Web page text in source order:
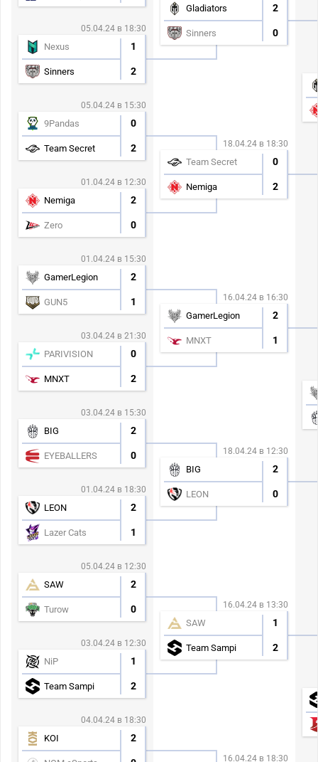
05.04.24 в 18:30
Nexus 1
Sinners 2
05.04.24 в 15:30
9Pandas 0
Team Secret 2
01.04.24 в 12:30
Nemiga 2
Zero 0
01.04.24 в 15:30
GamerLegion 2
GUN5 1
03.04.24 в 21:30
PARIVISION 0
MNXT 2
03.04.24 в 15:30
BIG 2
EYEBALLERS 0
01.04.24 в 18:30
LEON 2
Lazer Cats 1
05.04.24 в 12:30
SAW 2
Turow 0
03.04.24 в 12:30
NiP 1
Team Sampi 2
04.04.24 в 18:30
KOI 2
Gladiators 2
Sinners 0
18.04.24 в 18:30
Team Secret 0
Nemiga 2
16.04.24 в 16:30
GamerLegion 2
MNXT 1
18.04.24 в 12:30
BIG 2
LEON 0
16.04.24 в 13:30
SAW 1
Team Sampi 2
16.04.24 в 18:30